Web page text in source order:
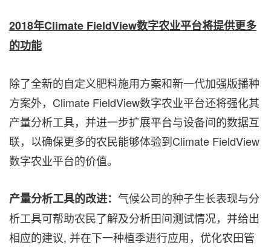
2018年Climate FieldView数字农业平台将提供更多
的功能
除了全新的自定义肥料施用方案和新一代加强版播种
方案外， Climate FieldView数字农业平台还将强化其
产量分析工具，并进一步扩展平台与设备间的数据互
联，以确保更多的农民能够体验到Climate FieldView
数字农业平台的价值。
产量分析工具的改进： 气候公司的种子生长表现与分
析工具可帮助农民了解及分析田间测试情况，并给出
相应的建议, 并在下一种植季进行应用，优化农田管